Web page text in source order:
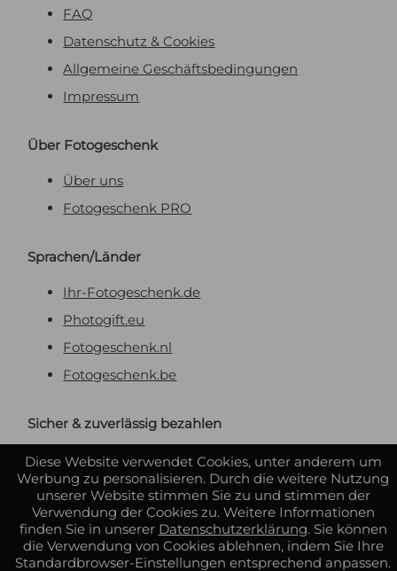
Diese Website verwendet Cookies, unter anderem um
Werbung zu personalisieren. Durch die weitere Nutzung
unserer Website stimmen Sie zu und stimmen der
Verwendung der Cookies zu. Weitere Informationen
finden Sie in unserer Datenschutzerklärung. Sie können
die Verwendung von Cookies ablehnen, indem Sie Ihre
Standardbrowser-Einstellungen entsprechend anpassen.
FAQ
Datenschutz & Cookies
Allgemeine Geschäftsbedingungen
Impressum
Über Fotogeschenk
Über uns
Fotogeschenk PRO
Sprachen/Länder
Ihr-Fotogeschenk.de
Photogift.eu
Fotogeschenk.nl
Fotogeschenk.be
Sicher & zuverlässig bezahlen